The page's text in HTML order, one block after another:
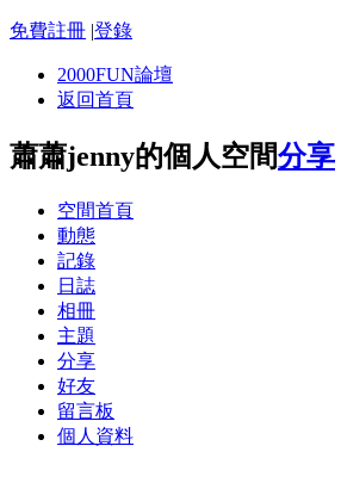
免費註冊 |登錄
2000FUN論壇
返回首頁
蕭蕭jenny的個人空間分享
空間首頁
動態
記錄
日誌
相冊
主題
分享
好友
留言板
個人資料